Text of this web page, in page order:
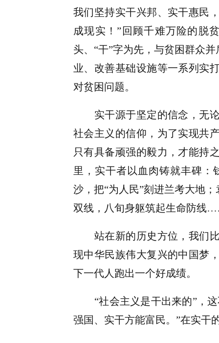
我们坚持实干兴邦、实干惠民
成现实！”回顾千难万险的脱
头、“干”字为先，与贫困群众
业、改善基础设施等一系列实
对贫困问题。
实干源于坚定的信念，无
社会主义的信仰，为了实现共
只有具备顽强的毅力，才能持
里，实干者以血肉铸就丰碑：
沙，把“为人民”刻进兰考大地
双线，八旬身躯筑起生命防线
站在新的历史方位，我们
现中华民族伟大复兴的中国梦
下一代人跑出一个好成绩。
“社会主义是干出来的”，
强国、实干方能富民。”在实干